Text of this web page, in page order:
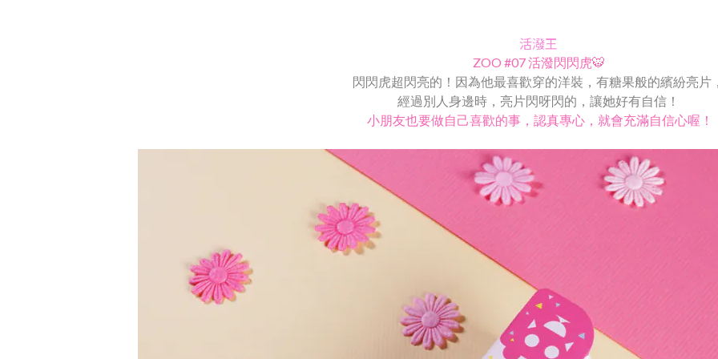
活潑王
ZOO #07 活潑閃閃虎🐯
閃閃虎超閃亮的！因為他最喜歡穿的洋裝，有糖果般的繽紛亮片
經過別人身邊時，亮片閃呀閃的，讓她好有自信！
小朋友也要做自己喜歡的事，認真專心，就會充滿自信心喔！